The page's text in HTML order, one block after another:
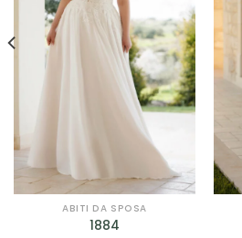
ABITI DA SPOSA
1884